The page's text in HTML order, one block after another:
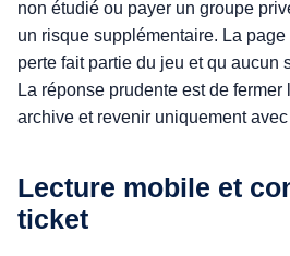
non étudié ou payer un groupe
un risque supplémentaire. La
perte fait partie du jeu et qu aucun
La réponse prudente est de fermer
archive et revenir uniquement
Lecture mobile et
ticket